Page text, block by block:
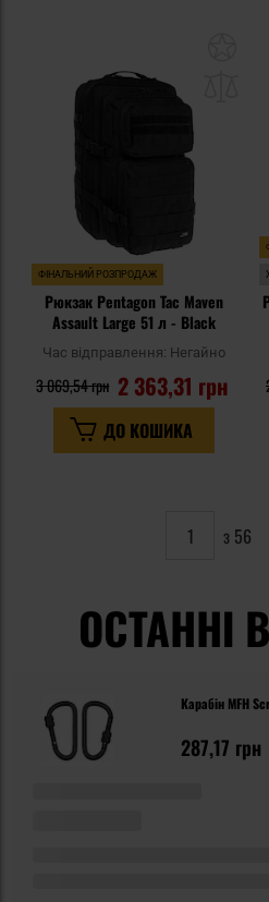
ФІНАЛЬНИЙ РОЗПРОДАЖ
Рюкзак Pentagon Tac Maven
Assault Large 51 л - Black
Час відправлення: Негайно
2 363,31 грн
3 069,54 грн
ДО КОШИКА
з 56
ОСТАННІ
Карабін MFH
287,17 грн